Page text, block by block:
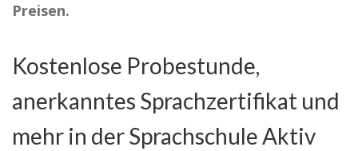
Preisen.
Kostenlose Probestunde,
anerkanntes Sprachzertifikat und
mehr in der Sprachschule Aktiv